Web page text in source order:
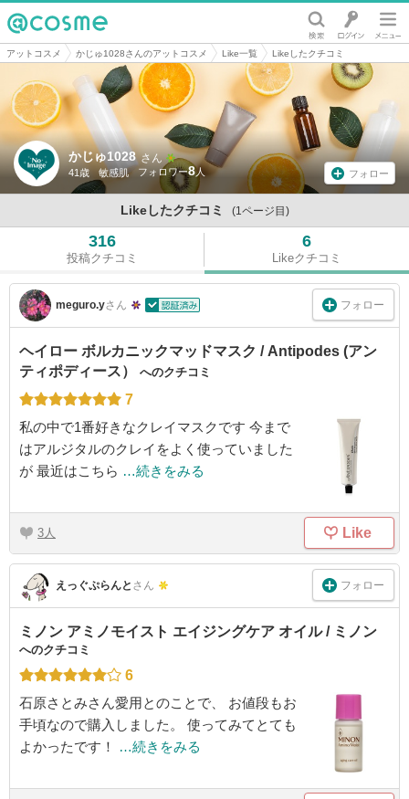
@cosme
アットコスメ かじゅ1028さんのアットコスメ Like一覧 Likeしたクチコミ
かじゅ1028 さん
41歳 敏感肌 8 フォロー
Likeしたクチコミ (1ページ目)
316
投稿クチコミ
6
Likeクチコミ
meguro.yさん フォロー
ヘイロー ボルカニックマッドマスク / Antipodes (アン
ティポディース） へのクチコミ
7
私の中で1番好きなクレイマスクです 今まで
はアルジタルのクレイをよく使っていました
が 最近はこちら …続きをみる
3 Like
えっぐぷらんと さん フォロー
ミノン アミノモイスト エイジングケア オイル / ミノン
へのクチコミ
6
石原さとみさん愛用とのことで、 お値段もお
手頃なので購入しました。 使ってみてとても
よかったです！
…続きをみる